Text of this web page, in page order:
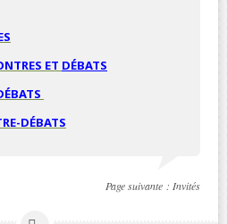
ET DÉBATS
DÉBATS
Page suivante : Invités